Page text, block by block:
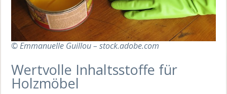
© Emmanuelle Guillou – stock.adobe.com
Wertvolle Inhaltsstoffe für
Holzmöbel